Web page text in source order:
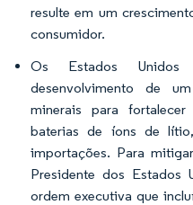
resulte em um
consumidor.
Os Estados
desenvolvimento de
minerais para
baterias de íons de
importações. Para
Presidente dos Estados
ordem executiva que